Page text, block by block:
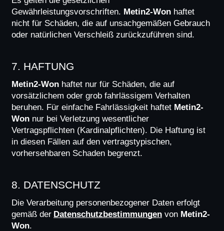
Gewährleistungsvorschriften. Metin2-Won haftet
nicht für Schäden, die auf unsachgemäßen Gebrauch
oder natürlichen Verschleiß zurückzuführen sind.
7. HAFTUNG
Metin2-Won haftet nur für Schäden, die auf
vorsätzlichem oder grob fahrlässigem Verhalten
beruhen. Für einfache Fahrlässigkeit haftet Metin2-
Won nur bei Verletzung wesentlicher
Vertragspflichten (Kardinalpflichten). Die Haftung ist
in diesen Fällen auf den vertragstypischen,
vorhersehbaren Schaden begrenzt.
8. DATENSCHUTZ
Die Verarbeitung personenbezogener Daten erfolgt
gemäß der Datenschutzbestimmungen von Metin2-
Won.